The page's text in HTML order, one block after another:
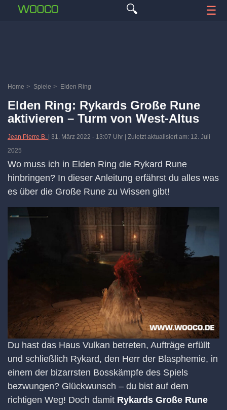
🔍 ☰
Home > Spiele > Elden Ring
Elden Ring: Rykards Große Rune
aktivieren – Turm von West-Altus
Jean Pierre B. 31. März 2022 - 13:07 Uhr | Zuletzt aktualisiert am: 12. Juli
2025
Wo muss ich in Elden Ring die Rykard Rune
hinbringen? In dieser Anleitung erfährst du alles was
es über die Große Rune zu Wissen gibt!
Du hast das Haus Vulkan betreten, Aufträge erfüllt
und schließlich Rykard, den Herr der Blasphemie, in
einem der bizarrsten Bosskämpfe des Spiels
bezwungen? Glückwunsch – du bist auf dem
richtigen Weg! Doch damit Rykards Große Rune